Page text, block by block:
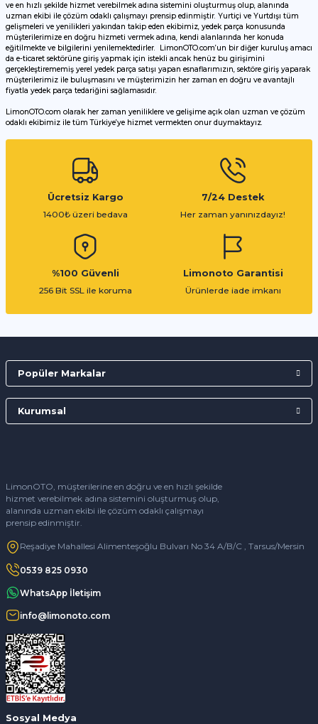
Ürün açıklamasında eksik bilgiler bulunuyor.
Ürün bilgilerinde hatalar bulunuyor.
Ürün fiyatı diğer sitelerden daha pahalı.
Bu ürüne benzer farklı alternatifler olmalı.
ve en hızlı şekilde hizmet verebilmek adına sistemini oluşturmuş olup, alanında
uzman ekibi ile çözüm odaklı çalışmayı prensip edinmiştir. Yurtiçi ve Yurtdışı tüm
gelişmeleri ve yenilikleri yakından takip eden ekibimiz, yedek parça konusunda
müşterilerimize en doğru hizmeti vermek adına, kendi alanlarında her konuda
eğitilmekte ve bilgilerini yenilemektedirler. LimonOTO.com’un bir diğer kuruluş amacı
da e-ticaret sektörüne giriş yapmak için istekli ancak henüz bu girişimini
gerçekleştirememiş yerel yedek parça satışı yapan esnaflarımızın, sektöre giriş yaparak
müşterilerimiz ile buluşmasını ve müşterimizin her zaman en doğru ve avantajlı
fiyatla yedek parça tedariğini sağlamasıdır.
LimonOTO.com olarak her zaman yeniliklere ve gelişime açık olan uzman ve çözüm
odaklı ekibimiz ile tüm Türkiye’ye hizmet vermekten onur duymaktayız.
Ücretsiz Kargo
1400₺ üzeri bedava
7/24 Destek
Her zaman yanınızdayız!
%100 Güvenli
256 Bit SSL ile koruma
Limonoto Garantisi
Ürünlerde iade imkanı
LimonOTO, müşterilerine en doğru ve en hızlı şekilde
hizmet verebilmek adına sistemini oluşturmuş olup,
alanında uzman ekibi ile çözüm odaklı çalışmayı
prensip edinmiştir.
Reşadiye Mahallesi Alimenteşoğlu Bulvarı No 34 A/B/C , Tarsus/Mersin
0539 825 0930
WhatsApp İletişim
info@limonoto.com
Popüler Markalar
Kurumsal
Sosyal Medya